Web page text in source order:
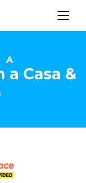
A
Casa &